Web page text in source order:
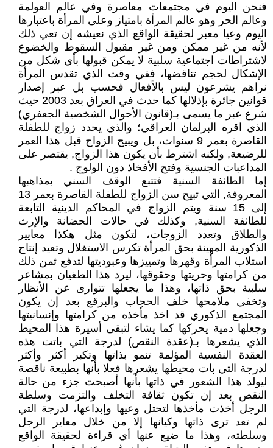
فنحن اليوم في مجتمعات معاصرة وفي عالم العولمة
وعالم الحر وهو عالم المرأة بامتياز وعلى المرأة باعتبارها
اليوم وعيا معبر لحقيقة الواقع الذي نعيشه إن تعي ذلك
لأنه من غير ممكن ومن غير مقبول السقوط والخضوع
لاشتراطات اجتماعية سلبية لا يمكن قبولها بأي شكل من
الإشكال لحجم تناقضها، ففي وقت الذي تقدس المرأة
نراهم يشرعون ليس بالأفعال فحسب بل عبر إصدار
قوانين جائرة بإذلالها كما حدث في العراق بعد 2003 حيث
شرع عبر ما يسمى بـ(قانون الأحوال الشخصية الجعفري)
الذي اقره البرلمان العراقي؛ والذي يحدد زواج للطفلة
القاصرة بعمر 9 سنوات، بل ويبيح الزواج قبل هذا العمر
للرضيعة, ولكنه اشترط بأن يكون هذا الزواج, يقتصر على
المداعبات الجنسية وفتح الأفخاذ دون الولوج .
إما الطائفة السنية فتتبع الوقف السني بمذاهبها
المعروفة, التي تبيح سن الزواج للطفلة القاصرة بعمر 13
إلى 15 سنة ويتم الزواج في المحاكم الدينية التابعة
للطائفة السنية, وكذلك في حالات الحضانة والإرث
والطلاق وتعدد الزوجات، لتكون مثل هكذا معايير
الذكورية المهينة بحق المرأة تكرس الاستغلال وتعيد إنتاج
استلاب المرأة وقهرها وتمييزها وعبوديتها لتدفع ثمن ذلك
من كرامتها وحريتها وحقوقها، ليرد هذا الطغيان بمشاعر
سلبية بحق ذاتها، وهذا ما يجعلها تتوارى عن الأنظار
وتخفي ملامحها خلف الحجاب والبرقع بعد إن يكون
المجتمع الذكوري قد اخذ مأخذه من كرامتها وإنسانيتها
وجعلها دمية يحركها كما يشاء لتبقى أسيرة هذا المحيط
الذي يشعرها بـ(عقدة النقص) لدرجة التي باتت هذه
العقدة النفسية المؤلمة تنمو بذاتها وتكبر أكثر وأكثر
لدرجة التي بات محيطها يشعرها فعلا بأنها بطبيعة ناقصة
ليولد هذا الشعور في ذاتها بأنها أصبحت جزء من حالة
النقص بعد إن تكون ثقافة التخلف والتزمت وسلطة
الرجل أخذت مأخذها لتحتل وعيها وإبداعها، لدرجة التي
لم تعد ترى ذاتها وكيانها إلا من خلال معاير الرجل
وسلطته، وهذا ما ضيع عنها أي قراءة لحقيقة الواقع